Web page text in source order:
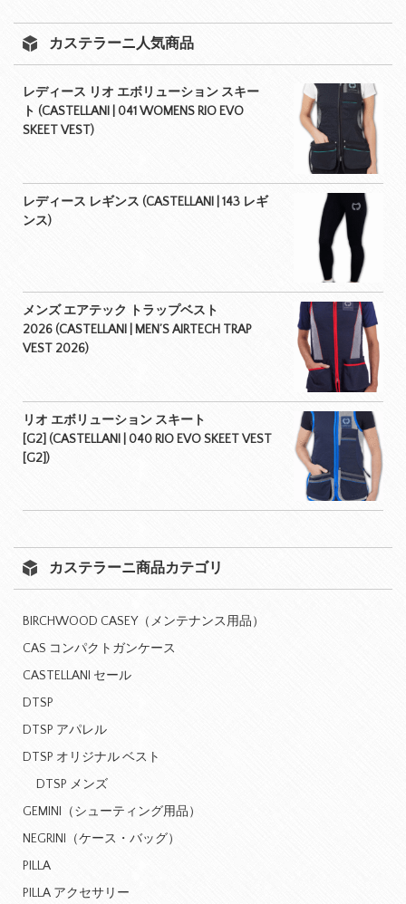
カステラーニ人気商品
レディース リオ エボリューション スキー
ト (CASTELLANI | 041 WOMENS RIO EVO
SKEET VEST)
レディース レギンス (CASTELLANI | 143 レギ
ンス)
メンズ エアテック トラップベスト
2026 (CASTELLANI | MEN’S AIRTECH TRAP
VEST 2026)
リオ エボリューション スキート
[G2] (CASTELLANI | 040 RIO EVO SKEET VEST
[G2])
カステラーニ商品カテゴリ
BIRCHWOOD CASEY（メンテナンス用品）
CAS コンパクトガンケース
CASTELLANI セール
DTSP
DTSP アパレル
DTSP オリジナル ベスト
DTSP メンズ
GEMINI（シューティング用品）
NEGRINI（ケース・バッグ）
PILLA
PILLA アクセサリー